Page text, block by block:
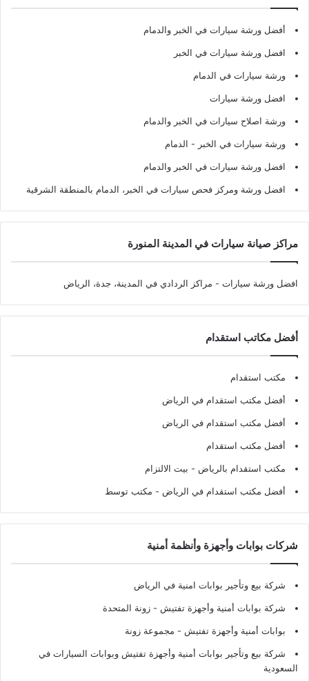
أفضل ورشة سيارات في الخبر والدمام
افضل ورشة سيارات في الخبر
ورشة سيارات في الدمام
افضل ورشة سيارات
ورشة اصلاح سيارات في الخبر والدمام
ورشة سيارات في الخبر - الدمام
افضل ورشة سيارات في الخبر والدمام
افضل ورشة ومركز فحص سيارات في الخبر، الدمام بالمنطقة الشرقية
مراكز صيانة سيارات في المدينة المنورة
افضل ورشة سيارات - مراكز الردادي في المدينة، جدة، الرياض
أفضل مكاتب استقدام
مكتب استقدام
أفضل مكتب استقدام في الرياض
أفضل مكتب استقدام في الرياض
أفضل مكتب استقدام
مكتب استقدام بالرياض - بيت الالتزام
أفضل مكتب استقدام في الرياض - مكتب توسط
شركات بوابات وأجهزة وأنظمة أمنية
شركة بيع وتأجير بوابات امنية في الرياض
شركة بوابات أمنية وأجهزة تفتيش - زونة المتحدة
بوابات أمنية وأجهزة تفتيش - مجموعة زونة
شركة بيع وتأجير بوابات أمنية وأجهزة تفتيش وبوابات السيارات في
السعودية